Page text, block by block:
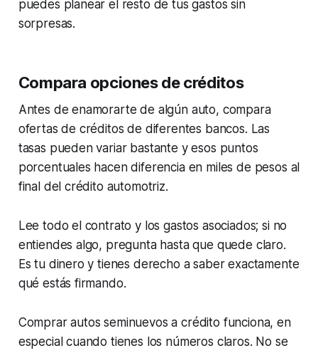
puedes planear el resto de tus gastos sin
sorpresas.
Compara opciones de créditos
Antes de enamorarte de algún auto, compara
ofertas de créditos de diferentes bancos. Las
tasas pueden variar bastante y esos puntos
porcentuales hacen diferencia en miles de pesos al
final del crédito automotriz.
Lee todo el contrato y los gastos asociados; si no
entiendes algo, pregunta hasta que quede claro.
Es tu dinero y tienes derecho a saber exactamente
qué estás firmando.
Comprar autos seminuevos a crédito funciona, en
especial cuando tienes los números claros. No se